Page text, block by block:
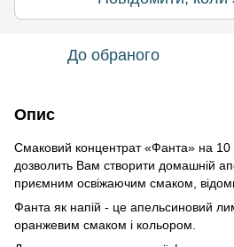
До обраного
Опис
Смаковий концентрат «Фанта» на 10
дозволить Вам створити домашній
приємним освіжаючим смаком,
Фанта як напій - це апельсиновий
оранжевим смаком і кольором.